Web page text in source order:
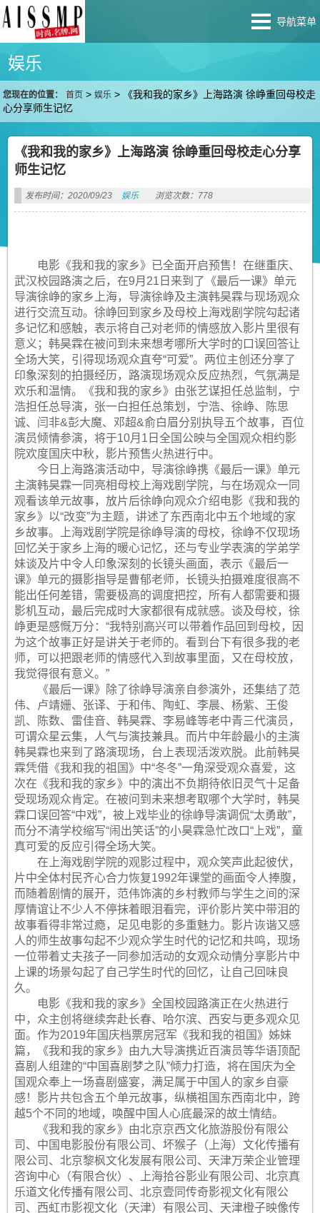
导航菜单
娱乐
您现在的位置： 首页 >娱乐 >
《我和我的家乡》上海路演 徐峥重回母校走
心分享师生记忆
《我和我的家乡》上海路演 徐峥重回母校走心分享
师生记忆
发布时间：2020/09/23 娱乐 浏览次数：778
电影《我和我的家乡》已全面开启预售！在继重庆、
武汉校园路演之后，在9月21日来到了《最后一课》单元
导演徐峥的家乡上海，导演徐峥及主演韩昊霖与现场观众
进行交流互动。徐峥回到家乡及母校上海戏剧学院勾起诸
多记忆和感触，表示将自己对老师的情感放入影片里很有
意义；韩昊霖在被问到未来想考哪所大学时的口误回答让
全场大笑，引得现场观众直夸“可爱”。两位主创还分享了
印象深刻的拍摄经历，路演现场观众反应热烈，气氛满是
欢乐和温情。《我和我的家乡》由张艺谋担任总监制，宁
浩担任总导演，张一白担任总策划，宁浩、徐峥、陈思
诚、闫非&彭大魔、邓超&俞白眉分别执导五个故事，百位
演员倾情参演，将于10月1日全国公映与全国观众相约影
院欢度国庆中秋，影片预售火热进行中。
今日上海路演活动中，导演徐峥携《最后一课》单元
主演韩昊霖一同亮相母校上海戏剧学院，与在场观众一同
观看该单元故事，放片后徐峥向观众介绍电影《我和我的
家乡》以“改变”为主题，讲述了东西南北中五个地域的家
乡故事。上海戏剧学院是徐峥导演的母校，徐峥不仅现场
回忆关于家乡上海的暖心记忆，还与专业学表演的学弟学
妹谈及片中令人印象深刻的长镜头画面，表示《最后一
课》单元的摄影指导是曹郁老师，长镜头拍摄难度很高不
能出任何差错，需要极高的调度把控，所有人都需要和摄
影机互动，最后完成时大家都很有成就感。谈及母校，徐
峥更是感慨万分：“我特别高兴可以带着作品回到母校，因
为这个故事正好是讲关于老师的。看到台下有很多我的老
师，可以把跟老师的情感代入到故事里面，又在母校放，
我觉得很有意义。”
《最后一课》除了徐峥导演亲自参演外，还集结了范
伟、卢靖姗、张译、于和伟、陶虹、李晨、杨紫、王俊
凯、陈数、雷佳音、韩昊霖、李易峰等老中青三代演员，
可谓众星云集，人气与演技兼具。而片中年龄最小的主演
韩昊霖也来到了路演现场，台上表现活泼欢脱。此前韩昊
霖凭借《我和我的祖国》中“冬冬”一角深受观众喜爱，这
次在《我和我的家乡》中的演出不负期待依旧灵气十足备
受现场观众肯定。在被问到未来想考取哪个大学时，韩昊
霖口误回答“中戏”，被上戏毕业的徐峥导演调侃“太勇敢”，
而分不清学校缩写“闹出笑话”的小昊霖急忙改口“上戏”，童
真可爱的反应引得全场大笑。
在上海戏剧学院的观影过程中，观众笑声此起彼伏，
片中全体村民齐心合力恢复1992年课堂的画面令人捧腹，
而随着剧情的展开，范伟饰演的乡村教师与学生之间的深
厚情谊让不少人不停抹着眼泪看完，评价影片笑中带泪的
故事看得非常过瘾，足见电影的多重魅力。影片诙谐又感
人的师生故事勾起不少观众学生时代的记忆和共鸣，现场
一位带着丈夫孩子一同参加活动的女观众动情分享影片中
上课的场景勾起了自己学生时代的回忆，让自己回味良
久。
电影《我和我的家乡》全国校园路演正在火热进行
中，众主创将继续奔赴长春、哈尔滨、西安与更多观众见
面。作为2019年国庆档票房冠军《我和我的祖国》姊妹
篇，《我和我的家乡》由九大导演携近百演员等华语顶配
喜剧人组建的“中国喜剧梦之队”倾力打造，将在国庆为全
国观众奉上一场喜剧盛宴，满足属于中国人的家乡自豪
感！影片共包含五个单元故事，纵横祖国东西南北中，跨
越5个不同的地域，唤醒中国人心底最深的故土情结。
《我和我的家乡》由北京京西文化旅游股份有限公
司、中国电影股份有限公司、坏猴子（上海）文化传播有
限公司、北京黎枫文化发展有限公司、天津万荣企业管理
咨询中心（有限合伙）、上海拾谷影业有限公司、北京真
乐道文化传播有限公司、北京壹同传奇影视文化有限公
司、西虹市影视文化（天津）有限公司、天津橙子映像传